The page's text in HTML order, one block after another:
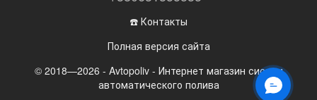
☎️ Контакты
Полная версия сайта
© 2018—2026 - Avtopoliv - Интернет магазин систем
автоматического полива